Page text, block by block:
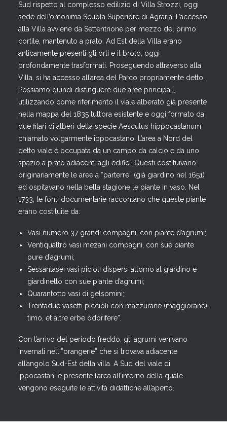
Sud rispetto al complesso edilizio di Villa Strozzi, oggi
sede dell’omonima Scuola Superiore di Agraria. L’accesso
alla Villa avviene da Settentrione per mezzo del primo
cortile, mantenuto a prato. Ad Est della Villa erano
anticamente presenti gli orti e il brolo, oggi
profondamente trasformati. Proseguendo attraverso alla
Villa, si ha accesso all’area del Parco propriamente detto.
Possiamo quindi distinguere due aree principali,
utilizzando come riferimento il viale alberato già presente
nella mappa del 1835 tutt’ora esistente e oggi formato da
due filari di alberi della specie Aesculus hippocastanum
chiamato volgarmente ippocastano. L’area a Nord del
detto viale è occupata da un campo da calcio e da uno
spazio a prato adiacenti agli edifici. Questi costituivano
originariamente le aree a “parterre” (già giardino nel 1651)
ed ospitavano nella bella stagione le piante in vaso. Nel
1733, le fonti documentarie raccontano che queste piante
erano costituite da:
Vasi numero 37 grandi compagni, con piante d’agrumi;
Ventiquattro vasi mezani compagni, con sue piante
pure d’agrumi;
Sessantasei vasi picioli dispersi attorno al giardino e
giardinetto con sue piante d’agrumi;
Quarantotto vasi di gelsomini;
Trentadue vasetti piccioli con mazzurane (maggiorane),
timo, et altre erbe odorifere”.
Con l’arrivo del periodo freddo, gli agrumi venivano
invernati nell'”orangerie” che si trovava adiacente
all’angolo Sud-Est della villa. A Sud del viale di
ippocastani è presente l’area all’interno della quale
vengono eseguite le attività didattiche all’aperto.